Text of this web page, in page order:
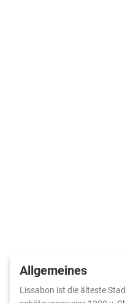
Allgemeines
Lissabon ist die älteste